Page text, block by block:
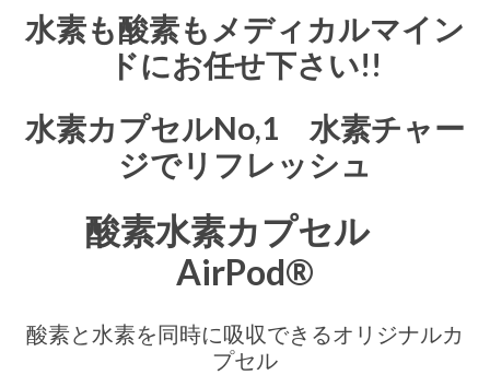
水
素
カ
プ
セ
AIRPOD®
｜
高
濃
酸
素
×
プ
セ
水素も酸素もメディカルマイン
ドにお任せ下さい!!
水素カプセルNo,1 水素チャー
ジでリフレッシュ
酸素水素カプセル
AirPod®
酸素と水素を同時に吸収できるオリジナルカ
プセル